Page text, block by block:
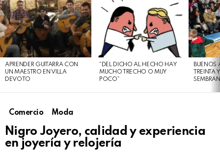
APRENDER GUITARRA CON
UN MAESTRO EN VILLA
DEVOTO
“DEL DICHO AL HECHO HAY
MUCHO TRECHO O MUY
POCO”
BUENOS
Comercio Moda
Nigro Joyero, calidad y experiencia
en joyería y relojería